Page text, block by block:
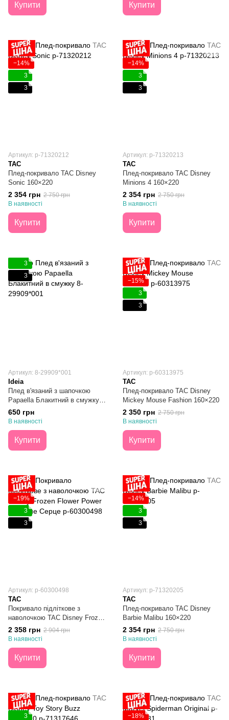
Купити Купити
−14%
3
3
Артикул: p-71320212
TAC
Плед-покривало TAC Disney
Sonic 160×220
2 354 грн 2 750 грн
В наявності
Купити
−14%
3
3
Артикул: p-71320213
TAC
Плед-покривало TAC Disney
Minions 4 160×220
2 354 грн 2 750 грн
В наявності
Купити
3
3
Артикул: 8-29909*001
Ideia
Плед в'язаний з шапочкою
Papaella Блакитний в смужку
70х90
650 грн
В наявності
Купити
−15%
3
3
Артикул: p-60313975
TAC
Плед-покривало TAC Disney
Mickey Mouse Fashion 160×220
2 350 грн 2 750 грн
В наявності
Купити
−19%
3
3
Артикул: p-60300498
TAC
Покривало підліткове з
наволочкою TAC Disney Frozen
Flower Power Крижане Серце
160×220
2 358 грн 2 904 грн
В наявності
Купити
−14%
3
3
Артикул: p-71320205
TAC
Плед-покривало TAC Disney
Barbie Malibu 160×220
2 354 грн 2 750 грн
В наявності
Купити
3
−18%